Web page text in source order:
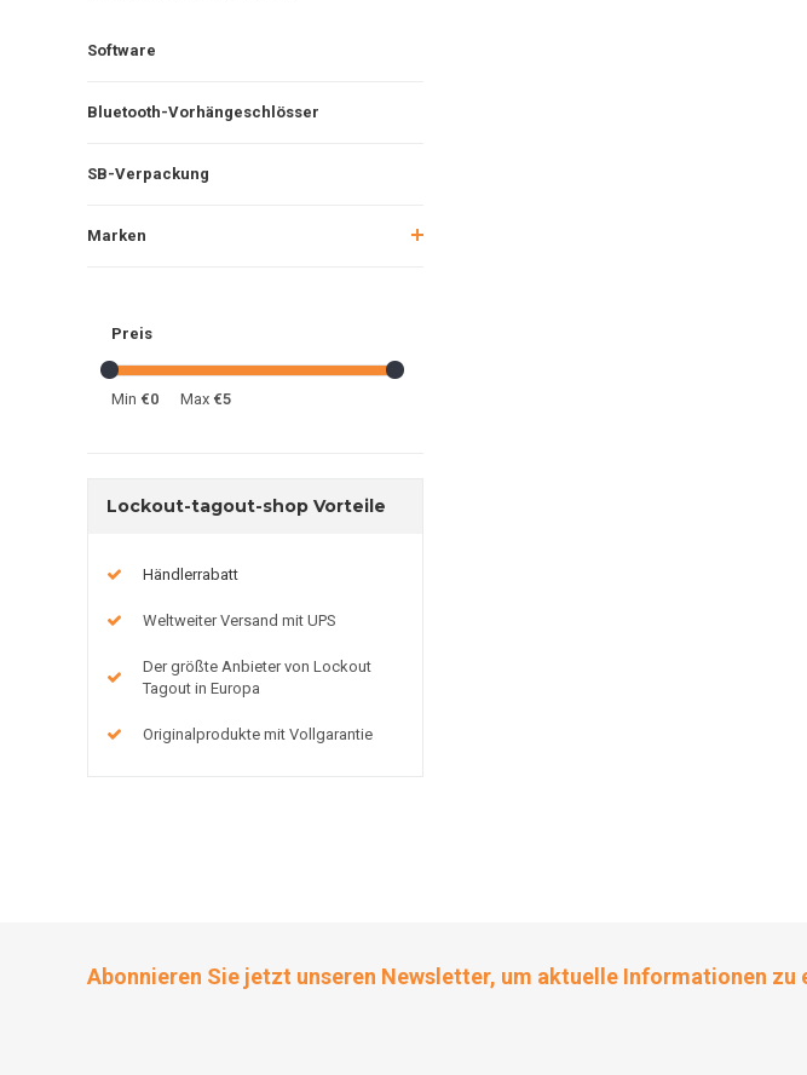
Software
Bluetooth-Vorhängeschlösser
SB-Verpackung
Marken
Preis
Min €0 Max €5
Lockout-tagout-shop Vorteile
Händlerrabatt
Weltweiter Versand mit UPS
Der größte Anbieter von Lockout
Tagout in Europa
Originalprodukte mit Vollgarantie
Abonnieren Sie jetzt unseren Newsletter, um aktuelle Informationen zu